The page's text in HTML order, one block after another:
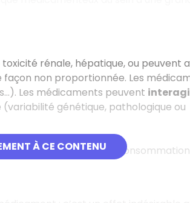
À CE CONTENU
rénale, hépatique, ou peuvent
façon non proportionnée. Les
Les médicaments peuvent
génétique, pathologique ou
une dépendance, une